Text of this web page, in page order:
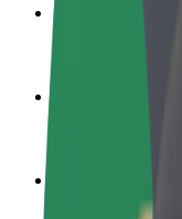
Öz şərtlərinizə
Kuryer kimi qoşul
Yemək çatdırın
Restoran və ya